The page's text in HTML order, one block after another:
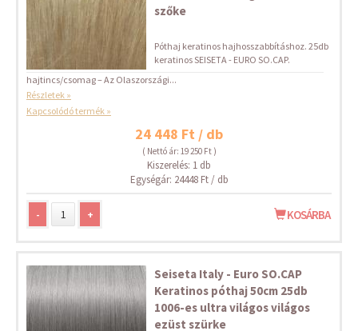
szőke
Póthaj keratinos hajhosszabbításhoz. 25db
keratinos SEISETA - EURO SO.CAP.
hajtincs/csomag – Az Olaszországi...
Részletek »
Kapcsolódó termék »
24 448 Ft / db
( Nettó ár: 19 250 Ft )
Kiszerelés: 1 db
Egységár: 24448 Ft / db
- + KOSÁRBA
Seiseta Italy - Euro SO.CAP
Keratinos póthaj 50cm 25db
1006-es ultra világos világos
ezüst szürke